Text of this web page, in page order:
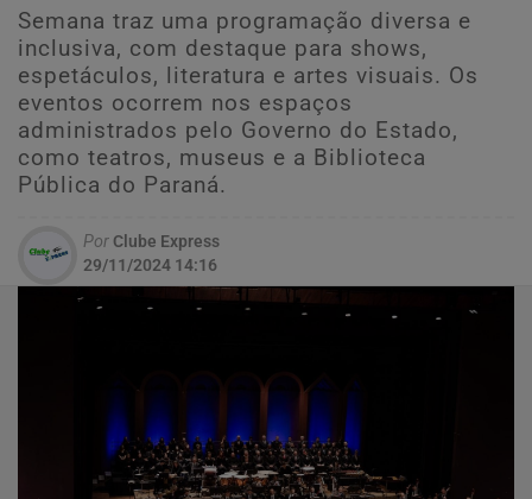
Semana traz uma programação diversa e
inclusiva, com destaque para shows,
espetáculos, literatura e artes visuais. Os
eventos ocorrem nos espaços
administrados pelo Governo do Estado,
como teatros, museus e a Biblioteca
Pública do Paraná.
Por Clube Express
29/11/2024 14:16